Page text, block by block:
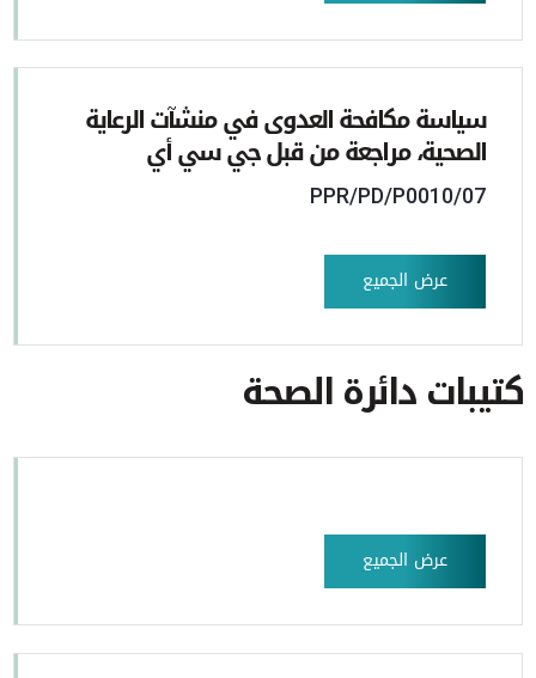
سياسة مكافحة العدوى في منشآت الرعاية
الصحية، مراجعة من قبل جي سي أي
PPR/PD/P0010/07
عرض الجميع
كتيبات دائرة الصحة
عرض الجميع